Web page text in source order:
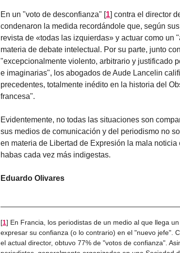
En un "voto de desconfianza" [1] contra el director
condenaron la medida recordándole que, según
revista de «todas las izquierdas» y actuar como un
materia de debate intelectual. Por su parte, junto
"excepcionalmente violento, arbitrario y justificado
e imaginarias", los abogados de Aude Lancelin
precedentes, totalmente inédito en la historia del
francesa".
Evidentemente, no todas las situaciones son
sus medios de comunicación y del periodismo no
en materia de Libertad de Expresión la mala
habas cada vez más indigestas.
Eduardo Olivares
[1] En Francia, los periodistas de un medio al que llega
expresar su confianza (o lo contrario) en el "nuevo jefe".
el actual director, obtuvo 77% de "votos de confianza".